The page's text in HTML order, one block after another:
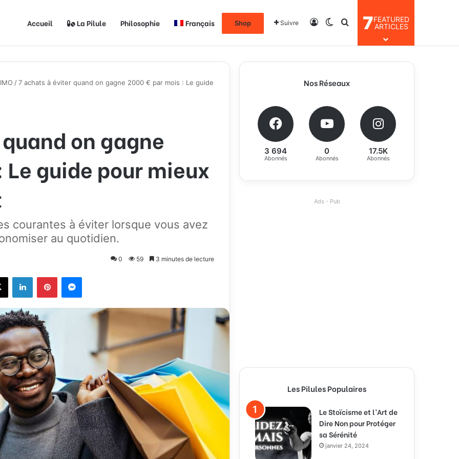
Accueil La Pilule Philosophie Français Shop Suivre ConnexionSwitch skin
Rechercher
7FEATURED
ARTICLES
/7 achats à éviter quand on gagne 2000 € par mois : Le guide
on gagne
guide pour mieux
courantes à éviter lorsque vous avez
au quotidien.
0 59 3 minutes de lecture
Nos Réseaux
3 694
Abonnés
0
Abonnés
17.5K
Abonnés
Ads - Pub
Les Pilules Populaires
Le Stoïcisme et l’Art de
Dire Non pour Protéger
sa Sérénité
janvier 24, 2024